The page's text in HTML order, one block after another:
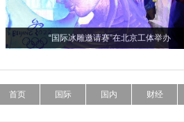
“国际冰雕邀请赛”在北京工体举办
首页 国际 国内 财经